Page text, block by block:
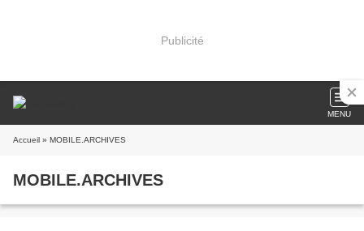
Publicité
MENU
Accueil » MOBILE.ARCHIVES
MOBILE.ARCHIVES